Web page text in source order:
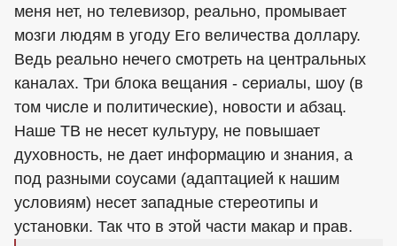
меня нет, но телевизор, реально, промывает
мозги людям в угоду Его величества доллару.
Ведь реально нечего смотреть на центральных
каналах. Три блока вещания - сериалы, шоу (в
том числе и политические), новости и абзац.
Наше ТВ не несет культуру, не повышает
духовность, не дает информацию и знания, а
под разными соусами (адаптацией к нашим
условиям) несет западные стереотипы и
установки. Так что в этой части макар и прав.